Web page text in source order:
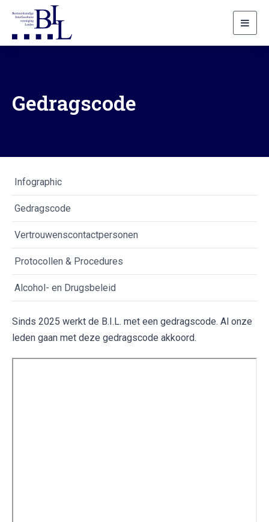
Gedragscode
Infographic
Gedragscode
Vertrouwenscontactpersonen
Protocollen & Procedures
Alcohol- en Drugsbeleid
Sinds 2025 werkt de B.I.L. met een gedragscode. Al onze
leden gaan met deze gedragscode akkoord.